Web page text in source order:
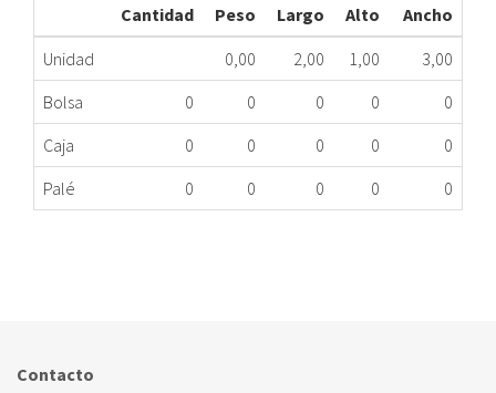
Cantidad Peso Largo Alto
Ancho
Unidad
0,00 2,00 1,00
3,00
Bolsa
0 0 0 0
0
Caja
0 0 0 0
0
Palé
0 0 0 0 0
Contacto